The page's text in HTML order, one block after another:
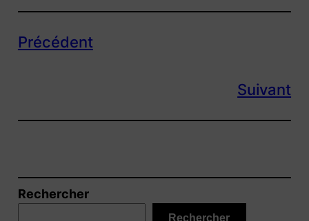
Précédent
Suivant
Rechercher
Rechercher